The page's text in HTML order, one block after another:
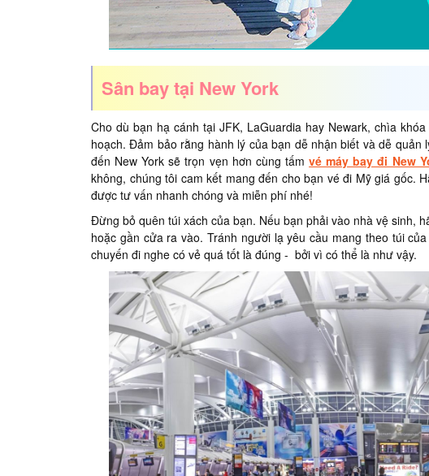
Sân bay tại New York
Cho dù bạn hạ cánh tại JFK, LaGuardia hay Newark, chìa
hoạch. Đảm bảo rằng hành lý của bạn dễ nhận biết và dễ
đến New York sẽ trọn vẹn hơn cùng tấmvé máy bay đi New
không, chúng tôi cam kết mang đến cho bạn vé đi Mỹ giá gốc.
được tư vấn nhanh chóng và miễn phí nhé!
Đừng bỏ quên túi xách của bạn. Nếu bạn phải vào nhà vệ sinh,
hoặc gần cửa ra vào. Tránh người lạ yêu cầu mang theo túi
chuyến đi nghe có vẻ quá tốt là đúng - bởi vì có thể là như vậy.